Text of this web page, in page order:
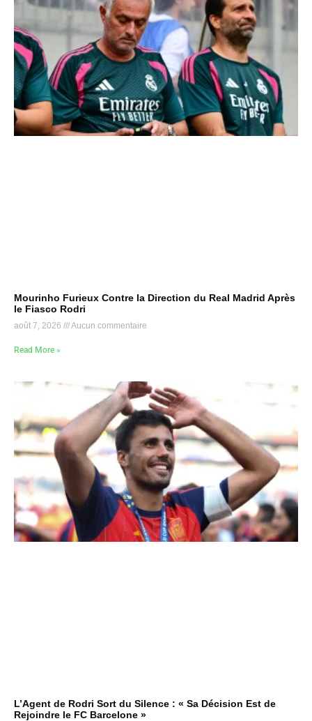
Mourinho Furieux Contre la Direction du Real Madrid Après
le Fiasco Rodri
août 7, 2026 Aucun commentaire
Read More »
L’Agent de Rodri Sort du Silence : « Sa Décision Est de
Rejoindre le FC Barcelone »